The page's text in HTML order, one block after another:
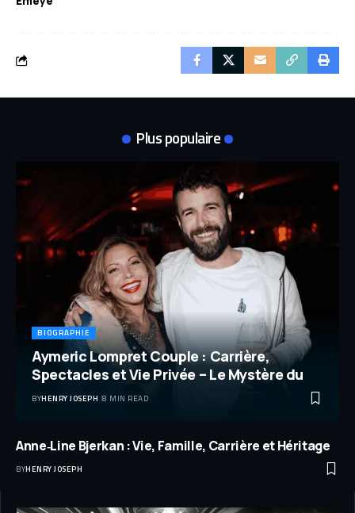
Plus populaire
BIOGRAPHIE
Aymeric Lompret Couple : Carrière,
Spectacles et Vie Privée – Le Mystère du
BYHENRY JOSEPH 8 MIN READ
Anne‑Line Bjerkan : Vie, Famille, Carrière et Héritage
BYHENRY JOSEPH